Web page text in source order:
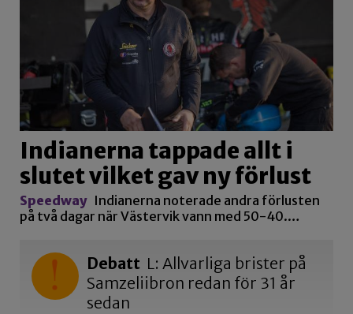
Indianerna tappade allt i
slutet vilket gav ny förlust
Speedway Indianerna noterade andra förlusten
på två dagar när Västervik vann med 50-40.…
Debatt L: Allvarliga brister på
Samzeliibron redan för 31 år
sedan